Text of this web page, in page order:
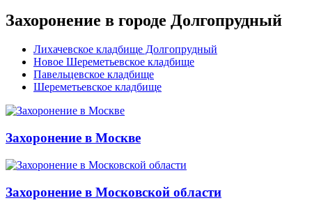
Захоронение в городе Долгопрудный
Лихачевское кладбище Долгопрудный
Новое Шереметьевское кладбище
Павельцевское кладбище
Шереметьевское кладбище
Захоронение в Москве
Захоронение в Московской области